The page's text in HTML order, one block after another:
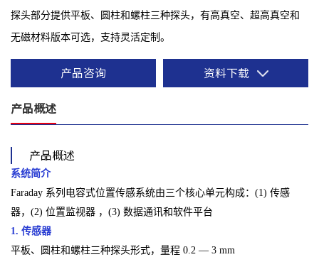
探头部分提供平板、圆柱和螺柱三种探头，有高真空、超高真空和
无磁材料版本可选，支持灵活定制。
产品咨询 资料下载
产品概述
产品概述
系统简介
Faraday 系列电容式位置传感系统由三个核心单元构成：(1) 传感
器，(2) 位置监视器 ，(3) 数据通讯和软件平台
1. 传感器
平板、圆柱和螺柱三种探头形式，量程 0.2 — 3 mm